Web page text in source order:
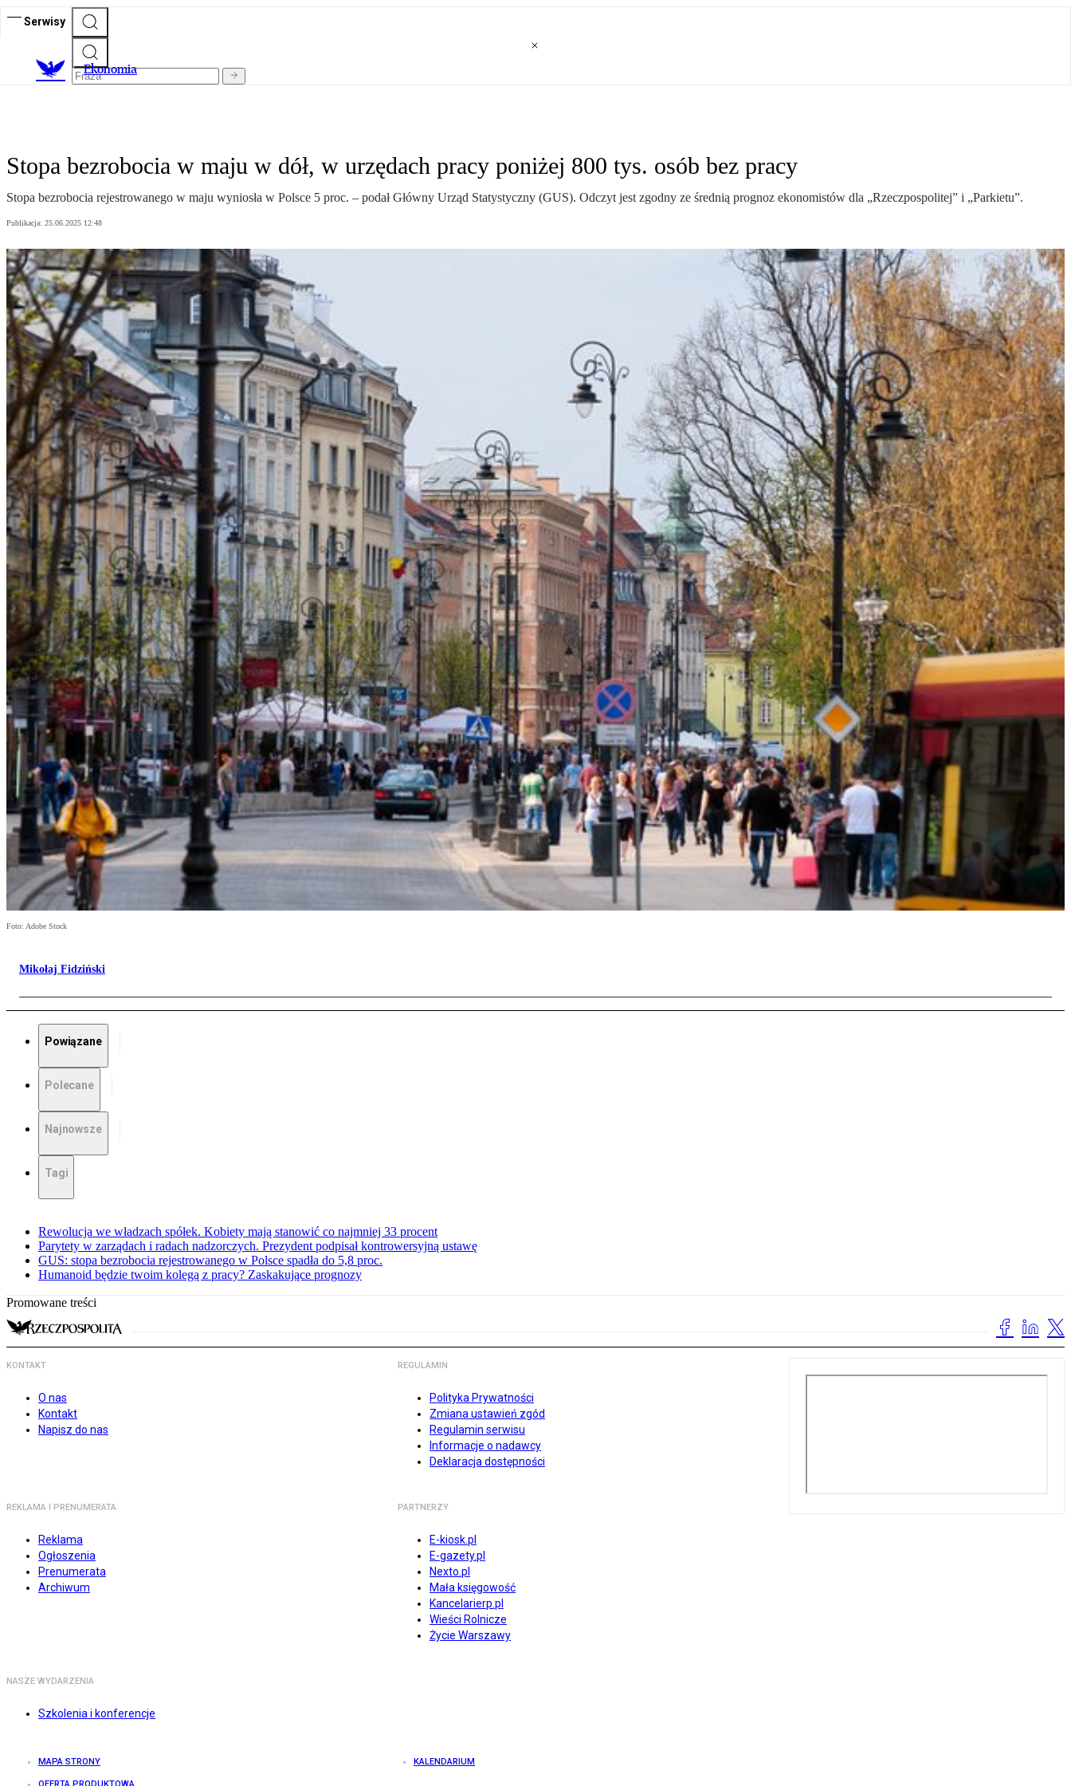
Serwisy
Ekonomia
Stopa bezrobocia w maju w dół, w urzędach pracy poniżej 800 tys. osób bez pracy
Stopa bezrobocia rejestrowanego w maju wyniosła w Polsce 5 proc. – podał Główny Urząd Statystyczny (GUS). Odczyt jest zgodny ze średnią prognoz ekonomistów dla „Rzeczpospolitej” i „Parkietu”.
Publikacja: 25.06.2025 12:48
Foto: Adobe Stock
Mikołaj Fidziński
Powiązane
Polecane
Najnowsze
Tagi
Rewolucja we władzach spółek. Kobiety mają stanowić co najmniej 33 procent
Parytety w zarządach i radach nadzorczych. Prezydent podpisał kontrowersyjną ustawę
GUS: stopa bezrobocia rejestrowanego w Polsce spadła do 5,8 proc.
Humanoid będzie twoim kolegą z pracy? Zaskakujące prognozy
Promowane treści
KONTAKT
O nas
Kontakt
Napisz do nas
REGULAMIN
Polityka Prywatności
Zmiana ustawień zgód
Regulamin serwisu
Informacje o nadawcy
Deklaracja dostępności
REKLAMA I PRENUMERATA
Reklama
Ogłoszenia
Prenumerata
Archiwum
PARTNERZY
E-kiosk.pl
E-gazety.pl
Nexto.pl
Mała księgowość
Kancelarierp.pl
Wieści Rolnicze
Życie Warszawy
NASZE WYDARZENIA
Szkolenia i konferencje
MAPA STRONY KALENDARIUM